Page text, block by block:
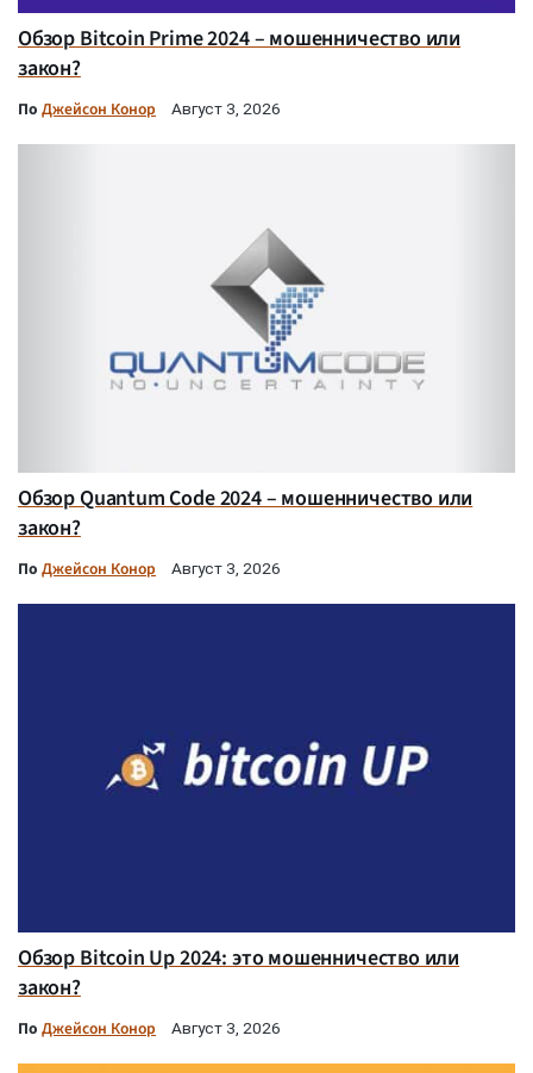
Обзор Bitcoin Prime 2024 – мошенничество или
закон?
По Джейсон Конор Август 3, 2026
Обзор Quantum Code 2024 – мошенничество или
закон?
По Джейсон Конор Август 3, 2026
Обзор Bitcoin Up 2024: это мошенничество или
закон?
По Джейсон Конор Август 3, 2026